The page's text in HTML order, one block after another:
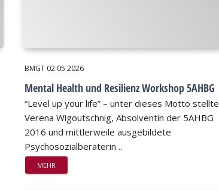
BMGT 02.05.2026
Mental Health und Resilienz Workshop 5AHBG
“Level up your life” – unter dieses Motto stellte
Verena Wigoutschnig, Absolventin der 5AHBG
2016 und mittlerweile ausgebildete
Psychosozialberaterin…
MEHR